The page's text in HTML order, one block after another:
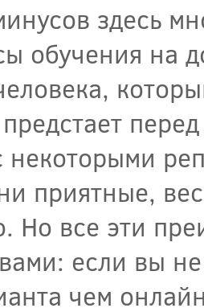
здесь
обучения на
приятные,
Но все эти
если вы
чем